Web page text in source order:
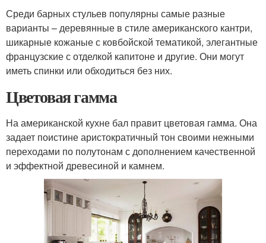
Среди барных стульев популярны самые разные
варианты – деревянные в стиле американского кантри,
шикарные кожаные с ковбойской тематикой, элегантные
французские с отделкой капитоне и другие. Они могут
иметь спинки или обходиться без них.
Цветовая гамма
На американской кухне бал правит цветовая гамма. Она
задает поистине аристократичный тон своими нежными
переходами по полутонам с дополнением качественной
и эффектной древесиной и камнем.